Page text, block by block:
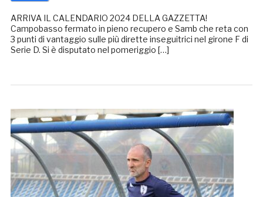
ARRIVA IL CALENDARIO 2024 DELLA GAZZETTA!
Campobasso fermato in pieno recupero e Samb che reta con
3 punti di vantaggio sulle più dirette inseguitrici nel girone F di
Serie D. Si è disputato nel pomeriggio […]